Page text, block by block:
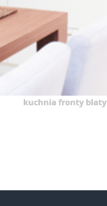
kuchnia fronty blaty